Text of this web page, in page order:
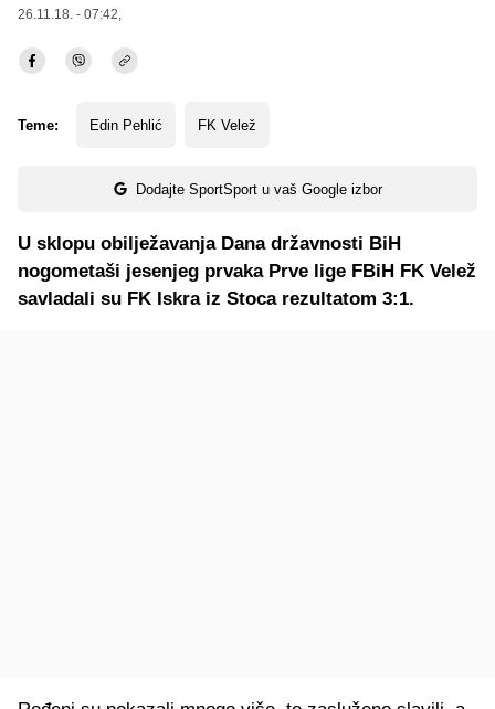
26.11.18. - 07:42,
Teme: Edin Pehlić FK Velež
Dodajte SportSport u vaš Google izbor
U sklopu obilježavanja Dana državnosti BiH
nogometaši jesenjeg prvaka Prve lige FBiH FK Velež
savladali su FK Iskra iz Stoca rezultatom 3:1.